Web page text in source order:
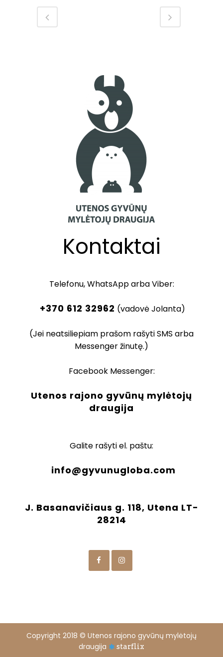
Kontaktai
Telefonu, WhatsApp arba Viber:
+370 612 32962 (vadovė Jolanta)
(Jei neatsiliepiam prašom rašyti SMS arba
Messenger žinutę.)
Facebook Messenger:
Utenos rajono gyvūnų mylėtojų
draugija
Galite rašyti el. paštu:
info@gyvunugloba.com
J. Basanavičiaus g. 118, Utena LT-
28214
Copyright 2018 © Utenos rajono gyvūnų mylėtojų
draugija
starflix